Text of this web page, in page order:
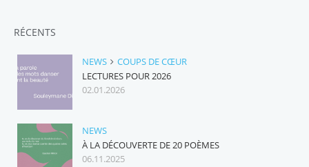
RÉCENTS
NEWS
COUPS DE CŒUR
LECTURES POUR 2026
02.01.2026
NEWS
À LA DÉCOUVERTE DE 20 POÈMES
06.11.2025